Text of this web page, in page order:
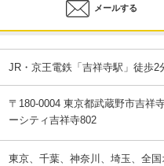
メールする
JR・京王電鉄「吉祥寺駅」徒歩2
〒180-0004 東京都武蔵野市吉祥
ーシティ吉祥寺802
東京、千葉、神奈川、埼玉、全